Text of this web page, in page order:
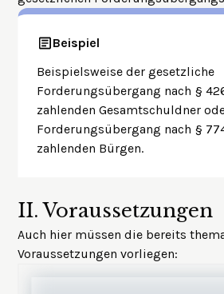
Beispiel
Beispielsweise der gesetzliche
Forderungsübergang nach §
zahlenden Gesamtschuldner
Forderungsübergang nach §
zahlenden Bürgen.
II. Voraussetzungen
Auch hier müssen die bereits
Voraussetzungen vorliegen: